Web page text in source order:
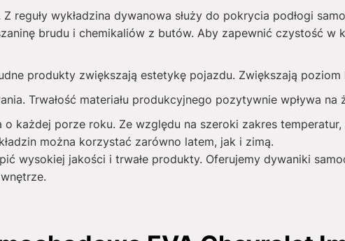
reguły wykładzina dywanowa służy do pokrycia podłogi
brudu i chemikaliów z butów. Aby zapewnić czystość w
produkty zwiększają estetykę pojazdu. Zwiększają
Trwałość materiału produkcyjnego pozytywnie wpływa
każdej porze roku. Ze względu na szeroki zakres
można korzystać zarówno latem, jak i zimą.
wysokiej jakości i trwałe produkty. Oferujemy dywaniki